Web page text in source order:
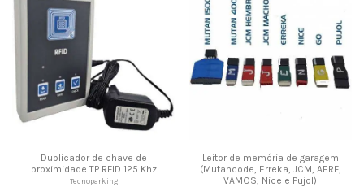
Duplicador de chave de
proximidade TP RFID 125 Khz
Tecnoparking
Leitor de memória de garagem
(Mutancode, Erreka, JCM, AERF,
VAMOS, Nice e Pujol)